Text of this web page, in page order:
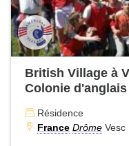
British Village à
Colonie d'anglais
Résidence
France Drôme Vesc